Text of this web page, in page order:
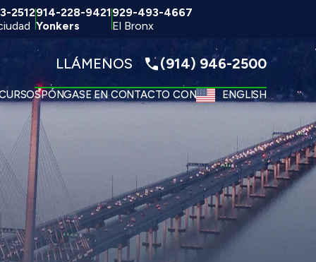
2512914-228-9421
Yonkers
929-493-4667
El Bronx
LLÁMENOS (914) 946-2500
PÓNGASE EN CONTACTO CON ENGLISH